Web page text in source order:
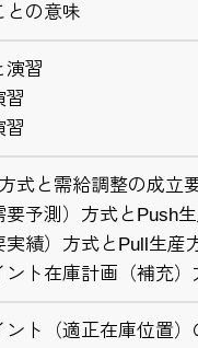
との意味
演習
習
習
式と需給調整の成立
要予測）方式とPush
実績）方式とPull生産
ント在庫計画（補充
ント（適正在庫位置）